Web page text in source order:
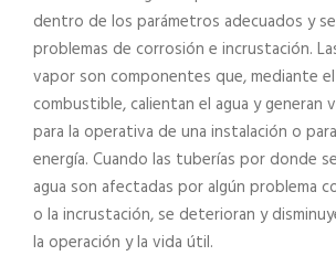
dentro de los parámetros adecuados y
problemas de corrosión e incrustación.
vapor son componentes que, mediante
combustible, calientan el agua y generan
para la operativa de una instalación o
energía. Cuando las tuberías por donde
agua son afectadas por algún problema
o la incrustación, se deterioran y
la operación y la vida útil.